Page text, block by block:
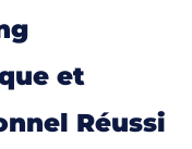
et
Réussi